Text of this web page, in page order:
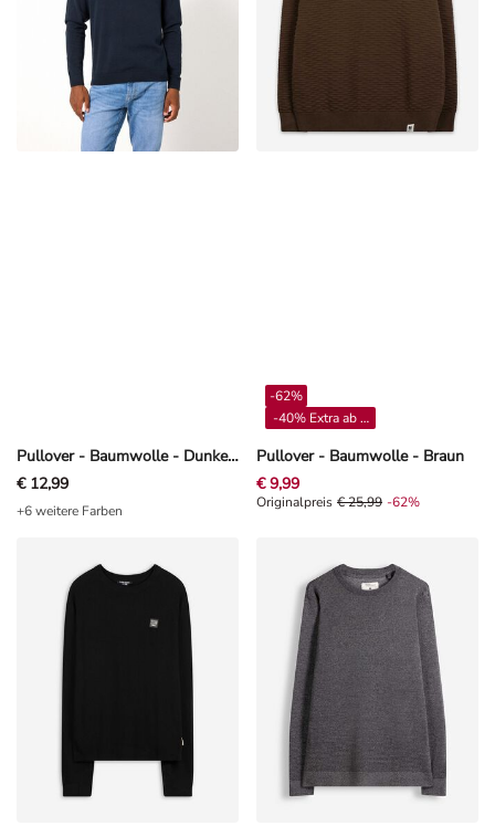
Pullover - Baumwolle - Dunkelblau
€ 12,99
+6 weitere Farben
Pullover - Baumwolle - Braun
-62%
-40% Extra ab 4**
€ 9,99
Originalpreis € 25,99, Rabat -62%
Originalpreis € 25,99 -62%